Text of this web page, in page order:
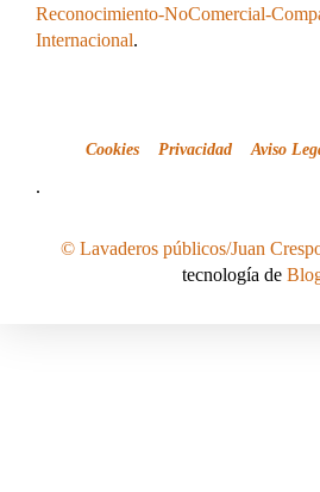
Reconocimiento-NoComercial-
Internacional.
Cookies Privacidad Aviso
.
© Lavaderos públicos/Juan
tecnología de